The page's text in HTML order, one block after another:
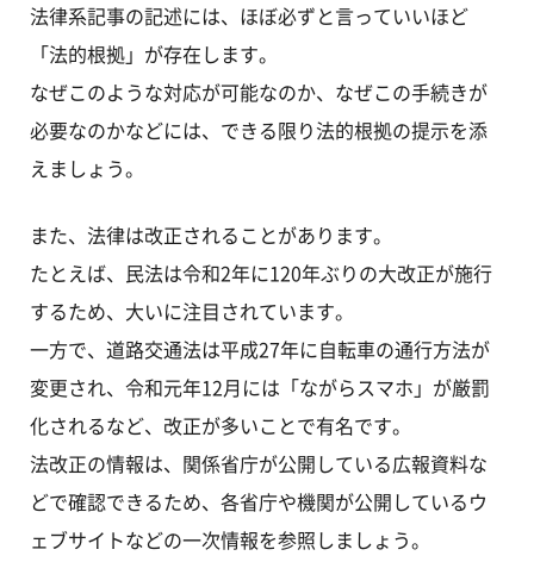
法律系記事の記述には、ほぼ必ずと言っていいほど
「法的根拠」が存在します。
なぜこのような対応が可能なのか、なぜこの手続きが
必要なのかなどには、できる限り法的根拠の提示を添
えましょう。
また、法律は改正されることがあります。
たとえば、民法は令和2年に120年ぶりの大改正が施行
するため、大いに注目されています。
一方で、道路交通法は平成27年に自転車の通行方法が
変更され、令和元年12月には「ながらスマホ」が厳罰
化されるなど、改正が多いことで有名です。
法改正の情報は、関係省庁が公開している広報資料な
どで確認できるため、各省庁や機関が公開しているウ
ェブサイトなどの一次情報を参照しましょう。